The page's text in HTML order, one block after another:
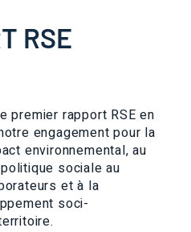
RSE
premier rapport RSE en
engagement pour la
environnemental, au
sociale au
et à la
soci-